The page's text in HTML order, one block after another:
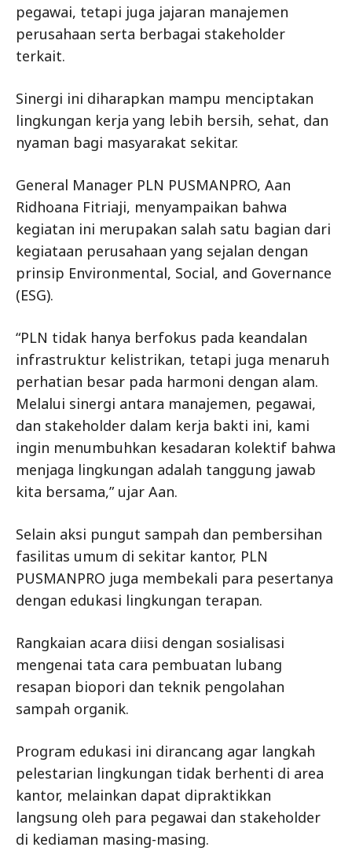
pegawai, tetapi juga jajaran manajemen
perusahaan serta berbagai stakeholder
terkait.
Sinergi ini diharapkan mampu menciptakan
lingkungan kerja yang lebih bersih, sehat, dan
nyaman bagi masyarakat sekitar.
General Manager PLN PUSMANPRO, Aan
Ridhoana Fitriaji, menyampaikan bahwa
kegiatan ini merupakan salah satu bagian dari
kegiataan perusahaan yang sejalan dengan
prinsip Environmental, Social, and Governance
(ESG).
“PLN tidak hanya berfokus pada keandalan
infrastruktur kelistrikan, tetapi juga menaruh
perhatian besar pada harmoni dengan alam.
Melalui sinergi antara manajemen, pegawai,
dan stakeholder dalam kerja bakti ini, kami
ingin menumbuhkan kesadaran kolektif bahwa
menjaga lingkungan adalah tanggung jawab
kita bersama,” ujar Aan.
Selain aksi pungut sampah dan pembersihan
fasilitas umum di sekitar kantor, PLN
PUSMANPRO juga membekali para pesertanya
dengan edukasi lingkungan terapan.
Rangkaian acara diisi dengan sosialisasi
mengenai tata cara pembuatan lubang
resapan biopori dan teknik pengolahan
sampah organik.
Program edukasi ini dirancang agar langkah
pelestarian lingkungan tidak berhenti di area
kantor, melainkan dapat dipraktikkan
langsung oleh para pegawai dan stakeholder
di kediaman masing-masing.